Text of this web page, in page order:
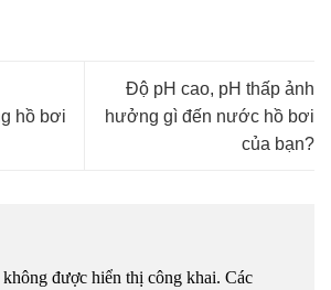
hồ bơi
Độ pH cao, pH thấp ảnh
hưởng gì đến nước hồ bơi
của bạn?
không được hiển thị công khai. Các